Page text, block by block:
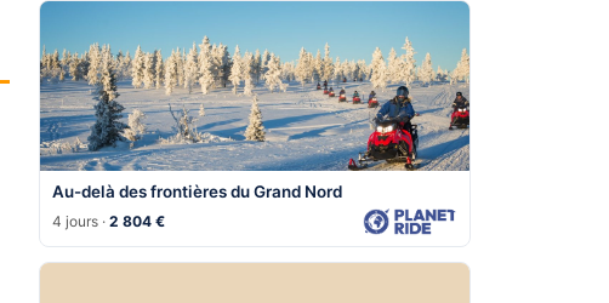
Au-delà des frontières du Grand Nord
4 jours ·2 804 €